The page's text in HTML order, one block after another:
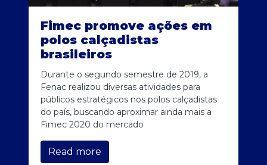
Fimec promove ações em
polos calçadistas
brasileiros
Durante o segundo semestre de 2019, a
Fenac realizou diversas atividades para
públicos estratégicos nos polos calçadistas
do país, buscando aproximar ainda mais a
Fimec 2020 do mercado
Read more